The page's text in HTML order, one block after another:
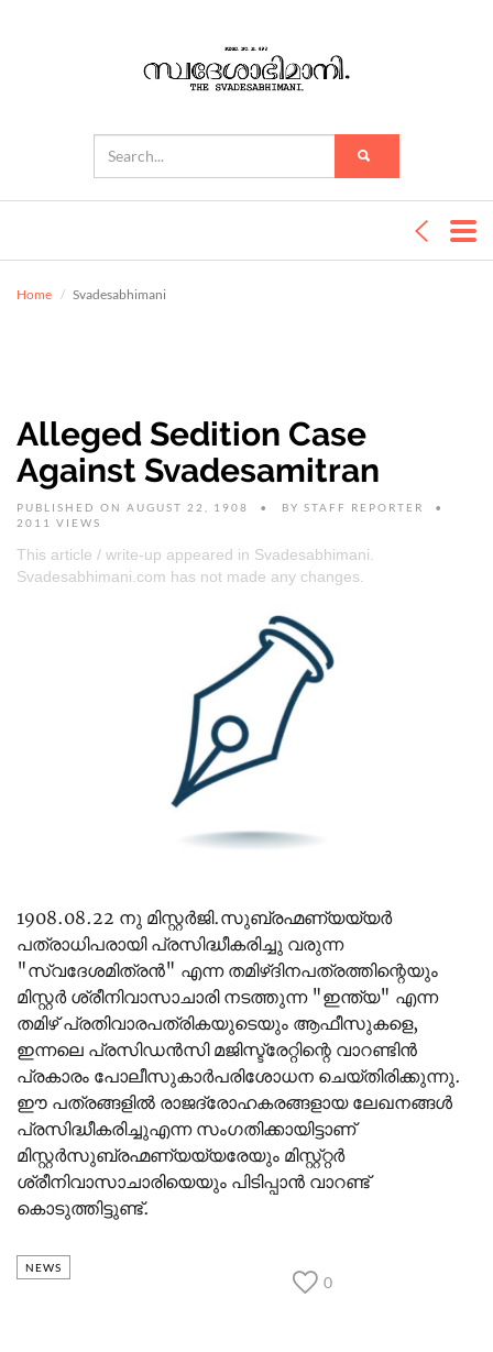
Home Svadesabhimani
Alleged Sedition Case
Against Svadesamitran
PUBLISHED ON AUGUST 22, 1908 BY STAFF REPORTER
2011 VIEWS
This article / write-up appeared in Svadesabhimani.
Svadesabhimani.com has not made any changes.
1908.08.22 നു മിസ്റ്റർജി.സുബ്രഹ്മണ്യയ്യർ
പത്രാധിപരായി പ്രസിദ്ധീകരിച്ചു വരുന്ന
"സ്വദേശമിത്രൻ" എന്ന തമിഴ്ദിനപത്രത്തിന്റെയും
മിസ്റ്റർ ശ്രീനിവാസാചാരി നടത്തുന്ന "ഇന്ത്യ" എന്ന
തമിഴ് പ്രതിവാരപത്രികയുടെയും ആഫീസുകളെ,
ഇന്നലെ പ്രസിഡൻസി മജിസ്ട്രേറ്റിന്റെ വാറണ്ടിൻ
പ്രകാരം പോലീസുകാർപരിശോധന ചെയ്തിരിക്കുന്നു.
ഈ പത്രങ്ങളിൽ രാജദ്രോഹകരങ്ങളായ ലേഖനങ്ങൾ
പ്രസിദ്ധീകരിച്ചുഎന്ന സംഗതിക്കായിട്ടാണ്
മിസ്റ്റർസുബ്രഹ്മണ്യയ്യരേയും മിസ്റ്റ്‍റ്റർ
ശ്രീനിവാസാചാരിയെയും പിടിപ്പാൻ വാറണ്ട്
കൊടുത്തിട്ടുണ്ട്.
NEWS
0